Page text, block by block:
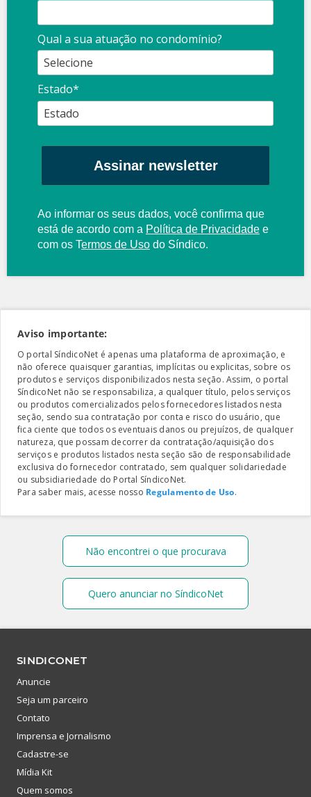
Qual a sua atuação no condomínio?
Estado*
Assinar newsletter
Ao informar os seus dados, você confirma que
está de acordo com a Política de Privacidade e
com os Termos de Uso do Síndico.
Aviso importante:
O portal SíndicoNet é apenas uma plataforma de aproximação, e
não oferece quaisquer garantias, implícitas ou explicitas, sobre os
produtos e serviços disponibilizados nesta seção. Assim, o portal
SíndicoNet não se responsabiliza, a qualquer título, pelos serviços
ou produtos comercializados pelos fornecedores listados nesta
seção, sendo sua contratação por conta e risco do usuário, que
fica ciente que todos os eventuais danos ou prejuízos, de qualquer
natureza, que possam decorrer da contratação/aquisição dos
serviços e produtos listados nesta seção são de responsabilidade
exclusiva do fornecedor contratado, sem qualquer solidariedade
ou subsidiariedade do Portal SíndicoNet.
Para saber mais, acesse nosso Regulamento de Uso.
Não encontrei o que procurava
Quero anunciar no SíndicoNet
SINDICONET
Anuncie
Seja um parceiro
Contato
Imprensa e Jornalismo
Cadastre-se
Mídia Kit
Quem somos